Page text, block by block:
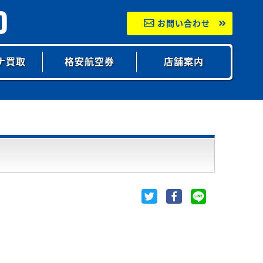
お問い合わせ
買取 格安航空券 店舗案内